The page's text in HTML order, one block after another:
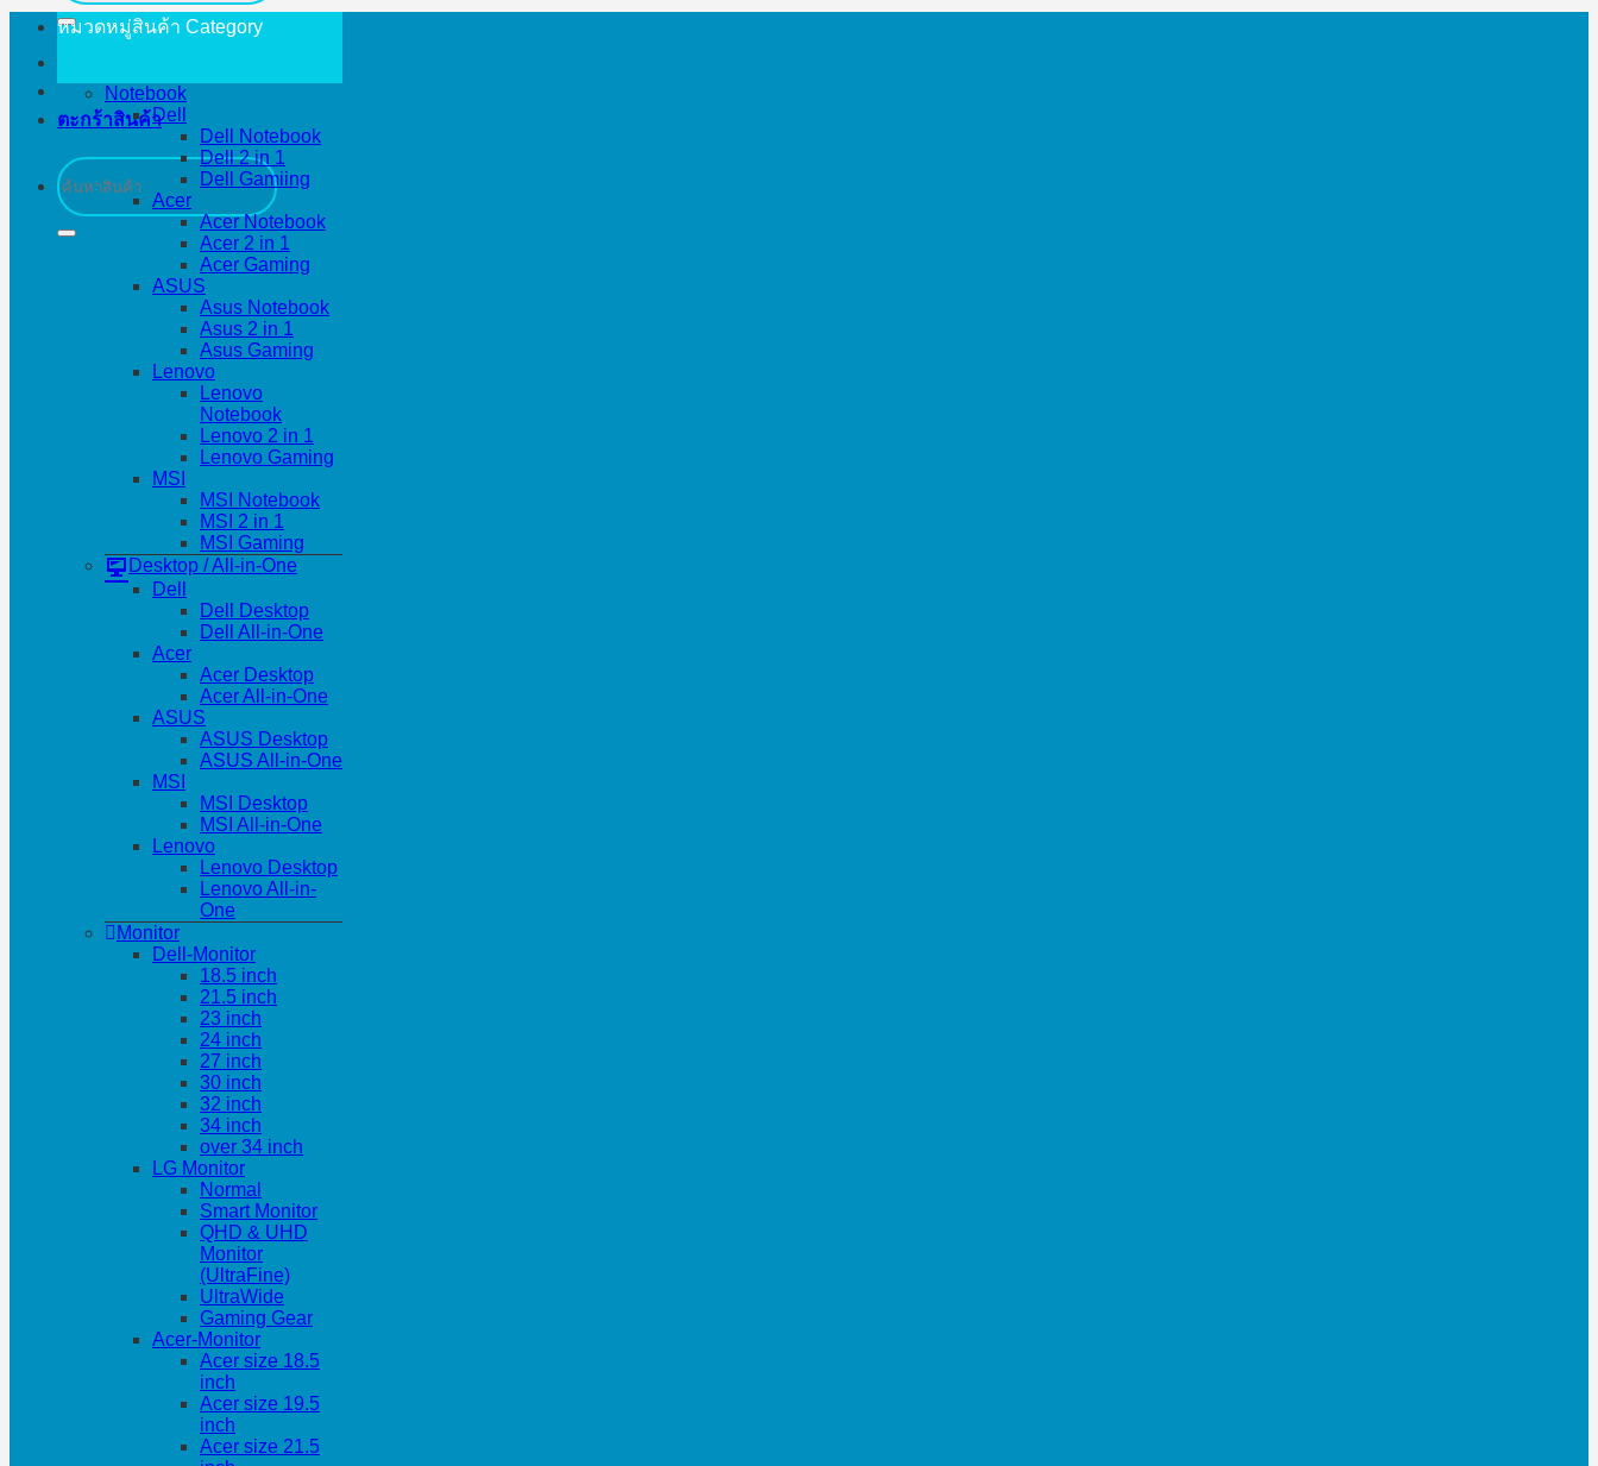
ตะกร้าสินค้า
ค้นหา:
หมวดหมู่สินค้า Category
Notebook
Dell
Dell Notebook
Dell 2 in 1
Dell Gamiing
Acer
Acer Notebook
Acer 2 in 1
Acer Gaming
ASUS
Asus Notebook
Asus 2 in 1
Asus Gaming
Lenovo
Lenovo
Notebook
Lenovo 2 in 1
Lenovo Gaming
MSI
MSI Notebook
MSI 2 in 1
MSI Gaming
Desktop / All-in-One
Dell
Dell Desktop
Dell All-in-One
Acer
Acer Desktop
Acer All-in-One
ASUS
ASUS Desktop
ASUS All-in-One
MSI
MSI Desktop
MSI All-in-One
Lenovo
Lenovo Desktop
Lenovo All-in-
One
Monitor
Dell-Monitor
18.5 inch
21.5 inch
23 inch
24 inch
27 inch
30 inch
32 inch
34 inch
over 34 inch
LG Monitor
Normal
Smart Monitor
QHD & UHD
Monitor
(UltraFine)
UltraWide
Gaming Gear
Acer-Monitor
Acer size 18.5
inch
Acer size 19.5
inch
Acer size 21.5